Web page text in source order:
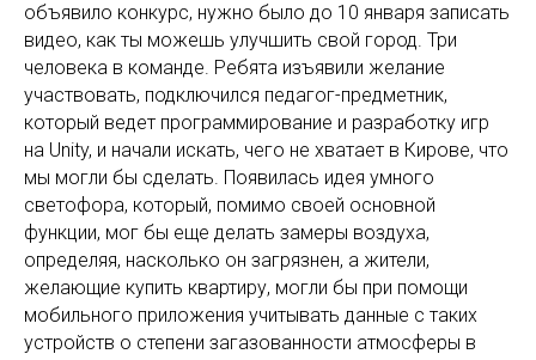
объявило конкурс, нужно было до 10 января записать
видео, как ты можешь улучшить свой город. Три
человека в команде. Ребята изъявили желание
участвовать, подключился педагог-предметник,
который ведет программирование и разработку игр
на Unity, и начали искать, чего не хватает в Кирове, что
мы могли бы сделать. Появилась идея умного
светофора, который, помимо своей основной
функции, мог бы еще делать замеры воздуха,
определяя, насколько он загрязнен, а жители,
желающие купить квартиру, могли бы при помощи
мобильного приложения учитывать данные с таких
устройств о степени загазованности атмосферы в